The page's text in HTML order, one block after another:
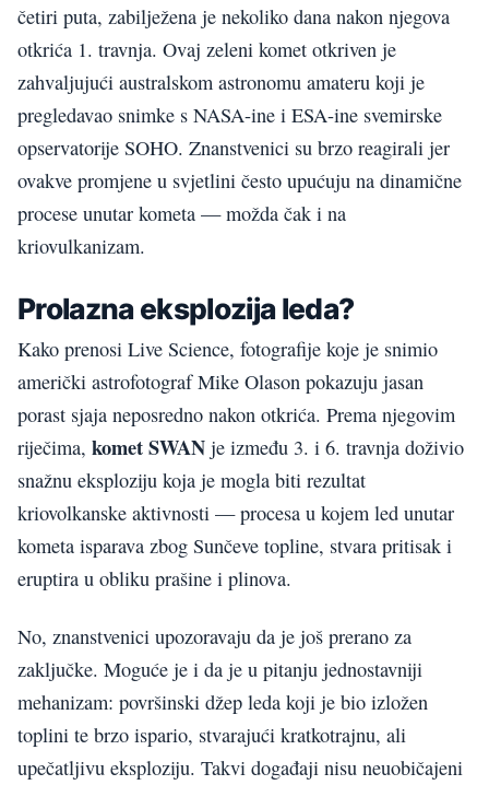
četiri puta, zabilježena je nekoliko dana nakon njegova
otkrića 1. travnja. Ovaj zeleni komet otkriven je
zahvaljujući australskom astronomu amateru koji je
pregledavao snimke s NASA-ine i ESA-ine svemirske
opservatorije SOHO. Znanstvenici su brzo reagirali jer
ovakve promjene u svjetlini često upućuju na dinamične
procese unutar kometa — možda čak i na
kriovulkanizam.
Prolazna eksplozija leda?
Kako prenosi Live Science, fotografije koje je snimio
američki astrofotograf Mike Olason pokazuju jasan
porast sjaja neposredno nakon otkrića. Prema njegovim
riječima, komet SWAN je između 3. i 6. travnja doživio
snažnu eksploziju koja je mogla biti rezultat
kriovolkanske aktivnosti — procesa u kojem led unutar
kometa isparava zbog Sunčeve topline, stvara pritisak i
eruptira u obliku prašine i plinova.
No, znanstvenici upozoravaju da je još prerano za
zaključke. Moguće je i da je u pitanju jednostavniji
mehanizam: površinski džep leda koji je bio izložen
toplini te brzo ispario, stvarajući kratkotrajnu, ali
upečatljivu eksploziju. Takvi događaji nisu neuobičajeni